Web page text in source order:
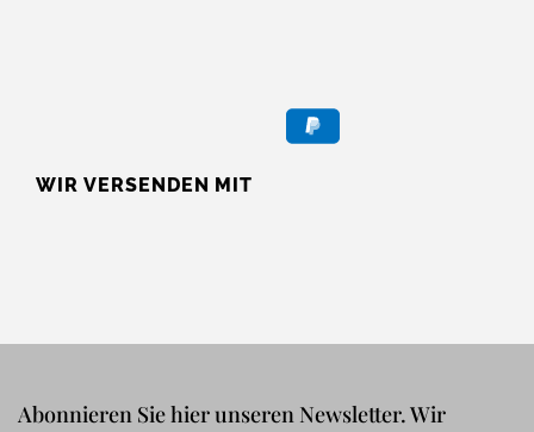
WIR VERSENDEN MIT
Abonnieren Sie hier unseren Newsletter. Wir